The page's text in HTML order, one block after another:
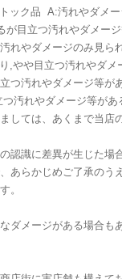
ック品 A:汚れやダメ
目立つ汚れやダメー
れやダメージのみ見ら
,やや目立つ汚れやダメ
つ汚れやダメージ等が
つ汚れやダメージ等が
しては、あくまで当店
認識に差異が生じた場
あらかじめご了承のう
。
ダメージがある場合も